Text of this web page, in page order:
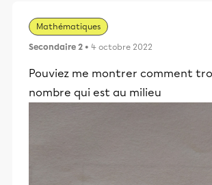
Mathématiques
Secondaire 2 • 4 octobre 2022
Pouviez me montrer comment
nombre qui est au milieu